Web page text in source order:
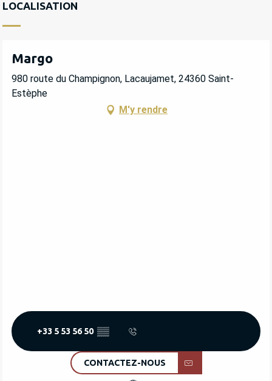
LOCALISATION
Margo
980 route du Champignon, Lacaujamet, 24360 Saint-
Estèphe
M'y rendre
+33 5 53 56 50 ▒▒
CONTACTEZ-NOUS